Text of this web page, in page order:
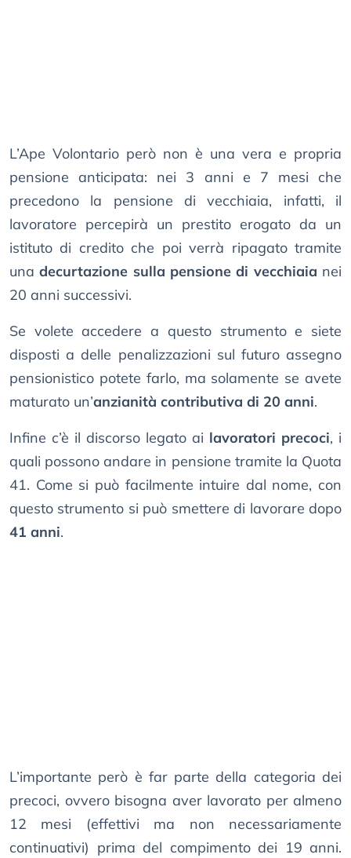
L’Ape Volontario però non è una vera e propria
pensione anticipata: nei 3 anni e 7 mesi che
precedono la pensione di vecchiaia, infatti, il
lavoratore percepirà un prestito erogato da un
istituto di credito che poi verrà ripagato tramite
unadecurtazione sulla pensione di vecchiaia nei
20 anni successivi.
Se volete accedere a questo strumento e siete
disposti a delle penalizzazioni sul futuro assegno
pensionistico potete farlo, ma solamente se avete
maturato un’anzianità contributiva di 20 anni.
Infine c’è il discorso legato ai lavoratori precoci, i
quali possono andare in pensione tramite la Quota
41. Come si può facilmente intuire dal nome, con
questo strumento si può smettere di lavorare dopo
41 anni.
L’importante però è far parte della categoria dei
precoci, ovvero bisogna aver lavorato per almeno
12 mesi (effettivi ma non necessariamente
continuativi) prima del compimento dei 19 anni.